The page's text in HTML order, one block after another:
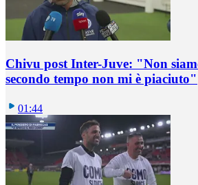
Chivu post Inter-Juve: "Non
secondo tempo non mi è piaciuto"
01:44